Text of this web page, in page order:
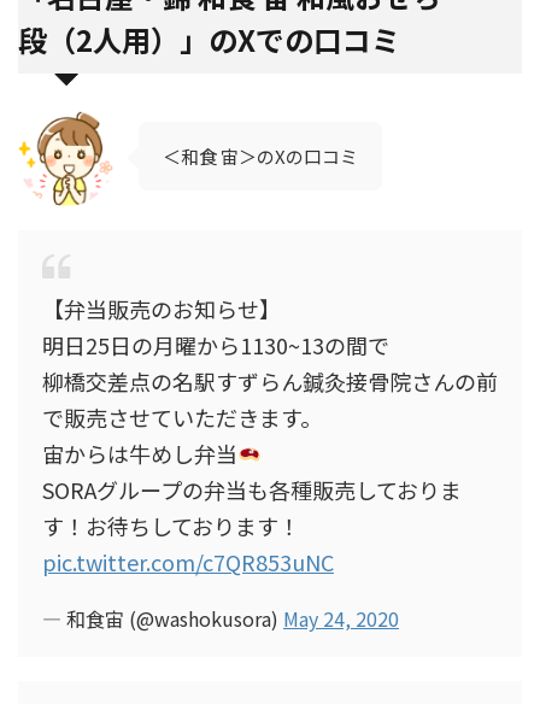
段（2人用）」のXでの口コミ
＜和食 宙＞のXの口コミ
【弁当販売のお知らせ】
明日25日の月曜から1130~13の間で
柳橋交差点の名駅すずらん鍼灸接骨院さんの前
で販売させていただきます。
宙からは牛めし弁当
SORAグループの弁当も各種販売しておりま
す！お待ちしております！
pic.twitter.com/c7QR853uNC
— 和食宙 (@washokusora) May 24, 2020